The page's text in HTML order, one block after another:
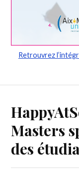
Retrouvrez
Masters
des